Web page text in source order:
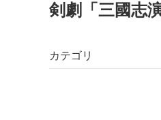
剣劇「三國志
カテゴリ